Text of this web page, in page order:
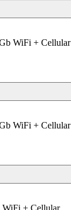
WiFi + Cellular
WiFi + Cellular
+ Cellular